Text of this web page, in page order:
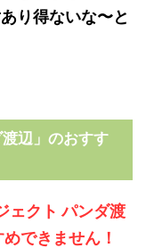
り得ないな〜と
辺」のおすす
ェクト パンダ渡
できません！